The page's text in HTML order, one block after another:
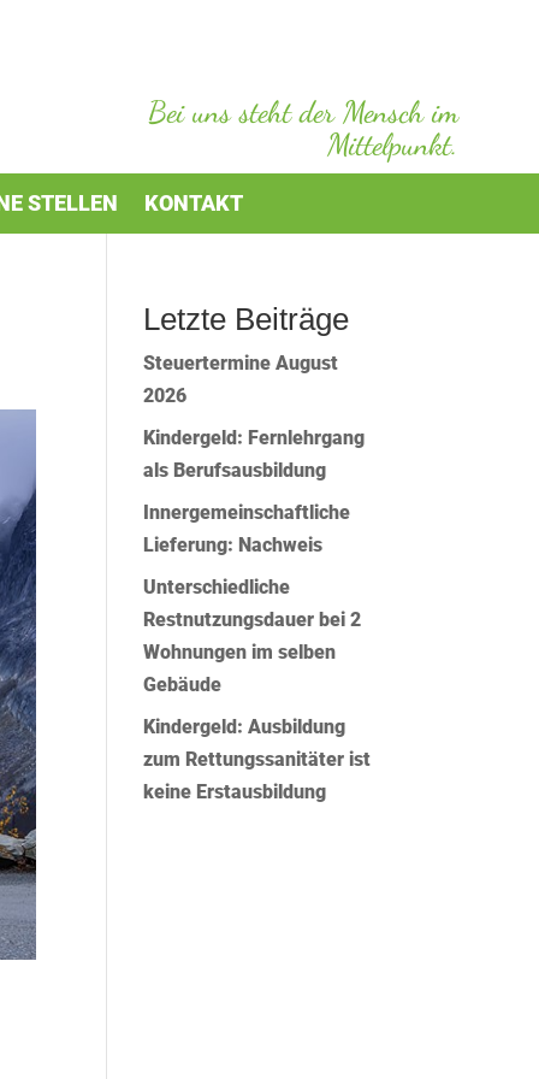
Bei uns steht der Mensch im
Mittelpunkt.
STELLEN KONTAKT
Letzte Beiträge
Steuertermine August
2026
Kindergeld: Fernlehrgang
als Berufsausbildung
Innergemeinschaftliche
Lieferung: Nachweis
Unterschiedliche
Restnutzungsdauer bei 2
Wohnungen im selben
Gebäude
Kindergeld: Ausbildung
zum Rettungssanitäter ist
keine Erstausbildung